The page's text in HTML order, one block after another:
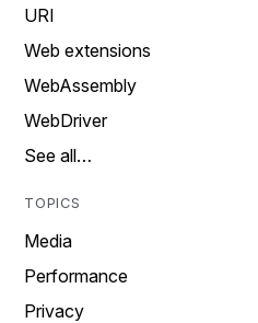
URI
Web extensions
WebAssembly
WebDriver
See all…
TOPICS
Media
Performance
Privacy